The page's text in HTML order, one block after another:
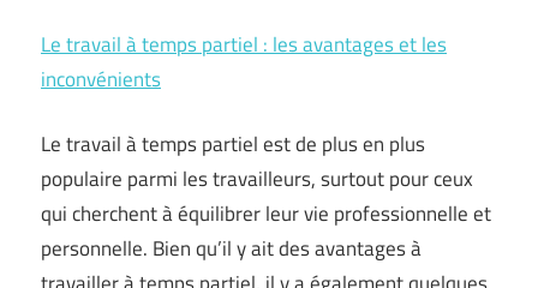
évolution
et
Le travail à temps partiel : les avantages et les
inconvénients
Le travail à temps partiel est de plus en plus
populaire parmi les travailleurs, surtout pour ceux
qui cherchent à équilibrer leur vie professionnelle et
personnelle. Bien qu’il y ait des avantages à